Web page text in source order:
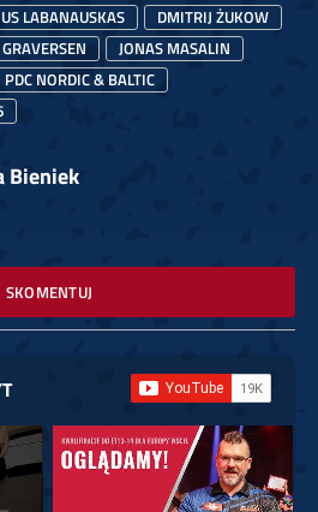
LABANAUSKAS
DMITRIJ ŻUKOW
JONAS MASALIN
PDC NORDIC & BALTIC
Bieniek
SKOMENTUJ